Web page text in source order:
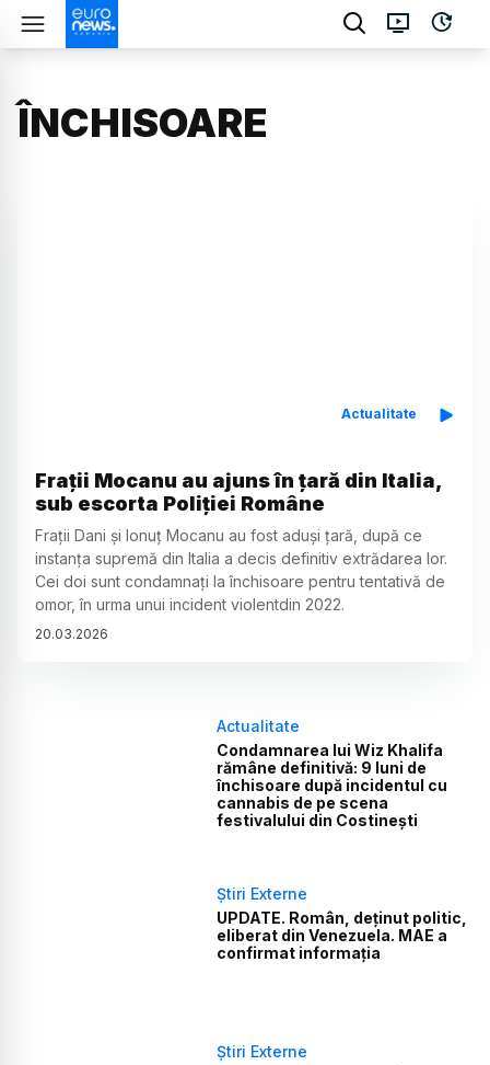
ÎNCHISOARE
Actualitate
Frații Mocanu au ajuns în țară din Italia,
sub escorta Poliției Române
Frații Dani și Ionuț Mocanu au fost aduși țară, după ce
instanța supremă din Italia a decis definitiv extrădarea lor.
Cei doi sunt condamnați la închisoare pentru tentativă de
omor, în urma unui incident violentdin 2022.
20.03.2026
Actualitate
Condamnarea lui Wiz Khalifa
rămâne definitivă: 9 luni de
închisoare după incidentul cu
cannabis de pe scena
festivalului din Costinești
Știri Externe
UPDATE. Român, deținut politic,
eliberat din Venezuela. MAE a
confirmat informația
Știri Externe